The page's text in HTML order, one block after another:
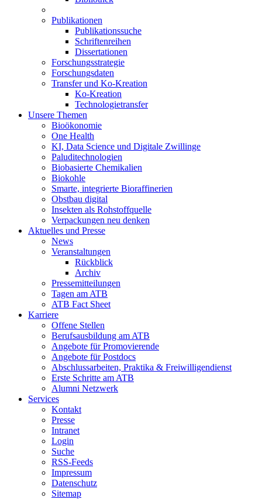
Publikationen
Publikationssuche
Schriftenreihen
Dissertationen
Forschungsstrategie
Forschungsdaten
Transfer und Ko-Kreation
Ko-Kreation
Technologietransfer
Unsere Themen
Bioökonomie
One Health
KI, Data Science und Digitale Zwillinge
Paluditechnologien
Biobasierte Chemikalien
Biokohle
Smarte, integrierte Bioraffinerien
Obstbau digital
Insekten als Rohstoffquelle
Verpackungen neu denken
Aktuelles und Presse
News
Veranstaltungen
Rückblick
Archiv
Pressemitteilungen
Tagen am ATB
ATB Fact Sheet
Karriere
Offene Stellen
Berufsausbildung am ATB
Angebote für Promovierende
Angebote für Postdocs
Abschlussarbeiten, Praktika & Freiwilligendienst
Erste Schritte am ATB
Alumni Netzwerk
Services
Kontakt
Presse
Intranet
Login
Suche
RSS-Feeds
Impressum
Datenschutz
Sitemap